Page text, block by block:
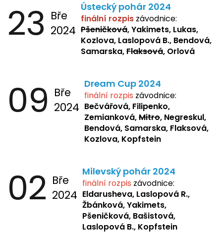
23 Bře
2024
Ústecký pohár 2024
finální rozpis závodnice:
Pšeničková, Yakimets, Lukas,
Kozlova, Laslopová B., Bendová,
Samarska,Flaksová, Orlová
09 Bře
2024
Dream Cup 2024
finální rozpis závodnice:
Bečvářová, Filipenko,
Zemianková,Mitro, Negreskul,
Bendová, Samarska, Flaksová,
Kozlova, Kopfstein
02 Bře
2024
Milevský pohár 2024
finální rozpis závodnice:
Eldarusheva, Laslopová R.,
Žbánková, Yakimets,
Pšeničková, Bašistová,
Laslopová B., Kopfstein